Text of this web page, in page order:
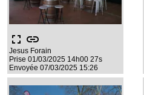
fullscreen link
Jesus Forain
Prise 01/03/2025 14h00 27s
Envoyée 07/03/2025 15:26